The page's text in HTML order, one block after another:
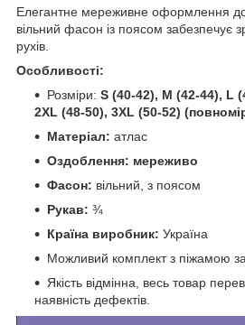
Елегантне мереживне оформлення
вільний фасон із поясом забезпечує
рухів.
Особливості:
Розміри: S (40-42), M (42-44), L
2XL (48-50), 3XL (50-52)
Матеріал: атлас
Оздоблення: мереживо
Фасон: вільний, з поясом
Рукав: ¾
Країна виробник: Україна
Можливий комплект з піжамою
Якість відмінна, весь товар
наявність дефектів.